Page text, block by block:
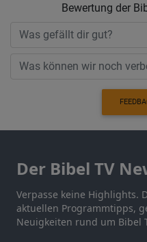
Bewertung der
Der Bibel TV
Verpasse keine Highlights.
aktuellen Programmtipps,
Neuigkeiten rund um Bibel